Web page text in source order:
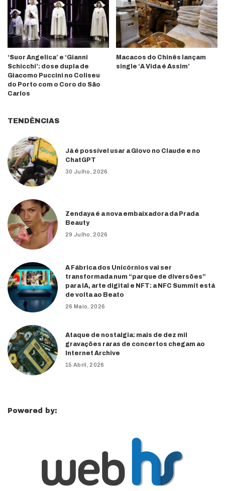
‘Suor Angelica’ e ‘Gianni
Schicchi’: dose dupla de
Giacomo Puccini no Coliseu
do Porto com o Coro do São
Carlos
Macacos do Chinês lançam
single ‘A Vida é Assim’
TENDÊNCIAS
Já é possível usar a Glovo no Claude e no
ChatGPT
30 Julho, 2026
Zendaya é a nova embaixadora da Prada
Beauty
29 Julho, 2026
A Fábrica dos Unicórnios vai ser
transformada num “parque de diversões”
para IA, arte digital e NFT: a NFC Summit está
de volta ao Beato
26 Maio, 2026
Ataque de nostalgia: mais de dez mil
gravações raras de concertos chegam ao
Internet Archive
15 Abril, 2026
Powered by: